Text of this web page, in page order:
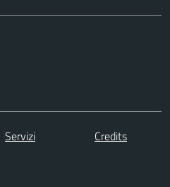
Servizi
Credits